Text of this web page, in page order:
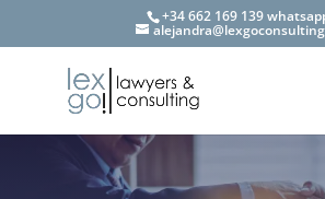
+34 662 169 139